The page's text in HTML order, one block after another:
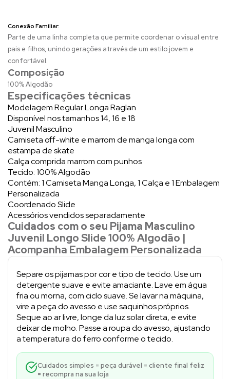
Conexão Familiar:
Parte de uma linha completa que permite coordenar o visual entre
pais e filhos, unindo gerações através de um estilo jovem e
confortável.
Composição
100% Algodão
Especificações técnicas
Modelagem Regular Longa Raglan
Disponível nos tamanhos 14, 16 e 18
Juvenil Masculino
Camiseta off-white e marrom de manga longa com
estampa de skate
Calça comprida marrom com punhos
Tecido: 100% Algodão
Contém: 1 Camiseta Manga Longa, 1 Calça e 1 Embalagem
Personalizada
Coordenado Slide
Acessórios vendidos separadamente
Cuidados com o seu Pijama Masculino
Juvenil Longo Slide 100% Algodão |
Acompanha Embalagem Personalizada
Separe os pijamas por cor e tipo de tecido. Use um
detergente suave e evite amaciante. Lave em água
fria ou morna, com ciclo suave. Se lavar na máquina,
vire a peça do avesso e use saquinhos próprios.
Seque ao ar livre, longe da luz solar direta, e evite
deixar de molho. Passe a roupa do avesso, ajustando
a temperatura do ferro conforme o tecido.
Cuidados simples = peça durável = cliente final feliz
= recompra na sua loja